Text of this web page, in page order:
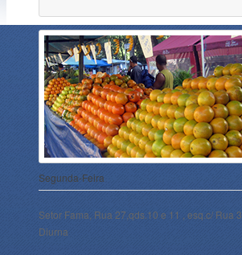
Segunda-Feira
Setor Fama, Rua 27,qds.10 e 11 , esq.c/ Rua 3,
Diurna